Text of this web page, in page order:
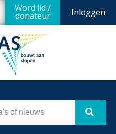
Inloggen
Word lid /
donateur